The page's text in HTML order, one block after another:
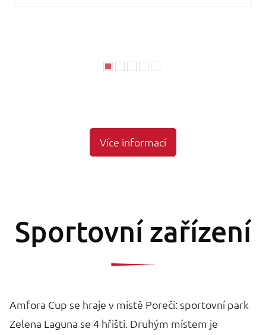
Více informací
Sportovní zařízení
Amfora Cup se hraje v místě Poreči: sportovní park
Zelena Laguna se 4 hřišti. Druhým místem je